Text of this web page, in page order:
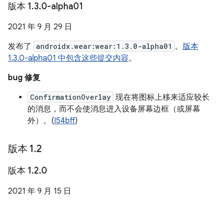
版本 1.3.0-alpha01
2021 年 9 月 29 日
发布了
androidx.wear:wear:1.3.0-alpha01 。 版本
1.3.0-alpha01 中包含这些提交内容。
bug 修复
ConfirmationOverlay 现在将图标上移来适应较长
的消息，而不会使消息进入设备屏幕边框（或屏幕
外）。(I54bff)
版本 1.2
版本 1.2.0
2021 年 9 月 15 日